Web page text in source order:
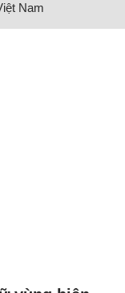
Nam